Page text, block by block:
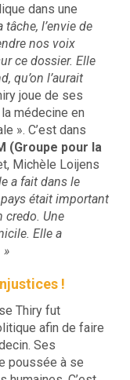
dans une
tâche, l’envie de
nos voix
ce dossier. Elle
qu’on l’aurait
joue de ses
médecine en
». C’est dans
(Groupe pour la
Michèle Loijens
a fait dans le
était important
credo. Une
Elle a
»
!
Thiry fut
afin de faire
Ses
poussée à se